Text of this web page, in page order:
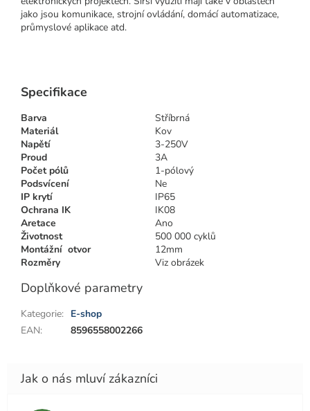
jako jsou komunikace, strojní ovládání, domácí automatizace,
průmyslové aplikace atd.
Specifikace
Barva
Stříbrná
Materiál
Kov
Napětí
3-250V
Proud
3A
Počet pólů
1-pólový
Podsvícení
Ne
IP krytí
IP65
Ochrana IK
IK08
Aretace
Ano
Životnost
500 000 cyklů
Montážní otvor
12mm
Rozměry
Viz obrázek
Doplňkové parametry
Kategorie: E-shop
EAN: 8596558002266